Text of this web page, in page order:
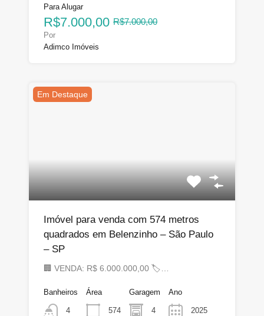
Para Alugar
R$7.000,00 R$7.000,00
Por
Adimco Imóveis
Em Destaque
Imóvel para venda com 574 metros
quadrados em Belenzinho – São Paulo
– SP
🏢 VENDA: R$ 6.000.000,00 🏷…
Banheiros
4
Área
574
Garagem
4
Ano
2025